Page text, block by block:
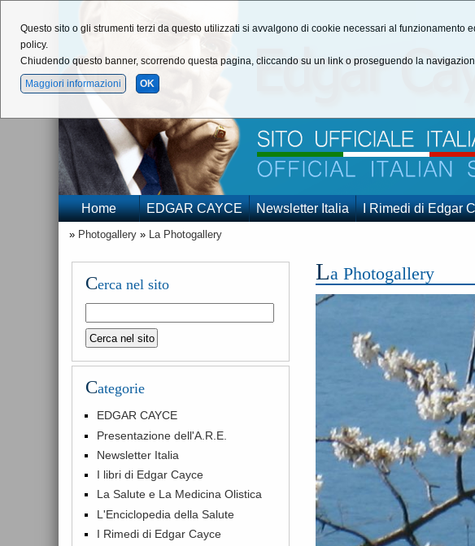
Home EDGAR CAYCE Newsletter Italia I Rimedi di Edgar
» Photogallery » La Photogallery
La Photogallery
Cerca nel sito
Categorie
EDGAR CAYCE
Presentazione dell'A.R.E.
Newsletter Italia
I libri di Edgar Cayce
La Salute e La Medicina Olistica
L'Enciclopedia della Salute
I Rimedi di Edgar Cayce
Questo sito o gli strumenti terzi da questo utilizzati si avvalgono di cookie necessari al
policy.
Chiudendo questo banner, scorrendo questa pagina, cliccando su un link o proseguendo la
Maggiori informazioni
OK